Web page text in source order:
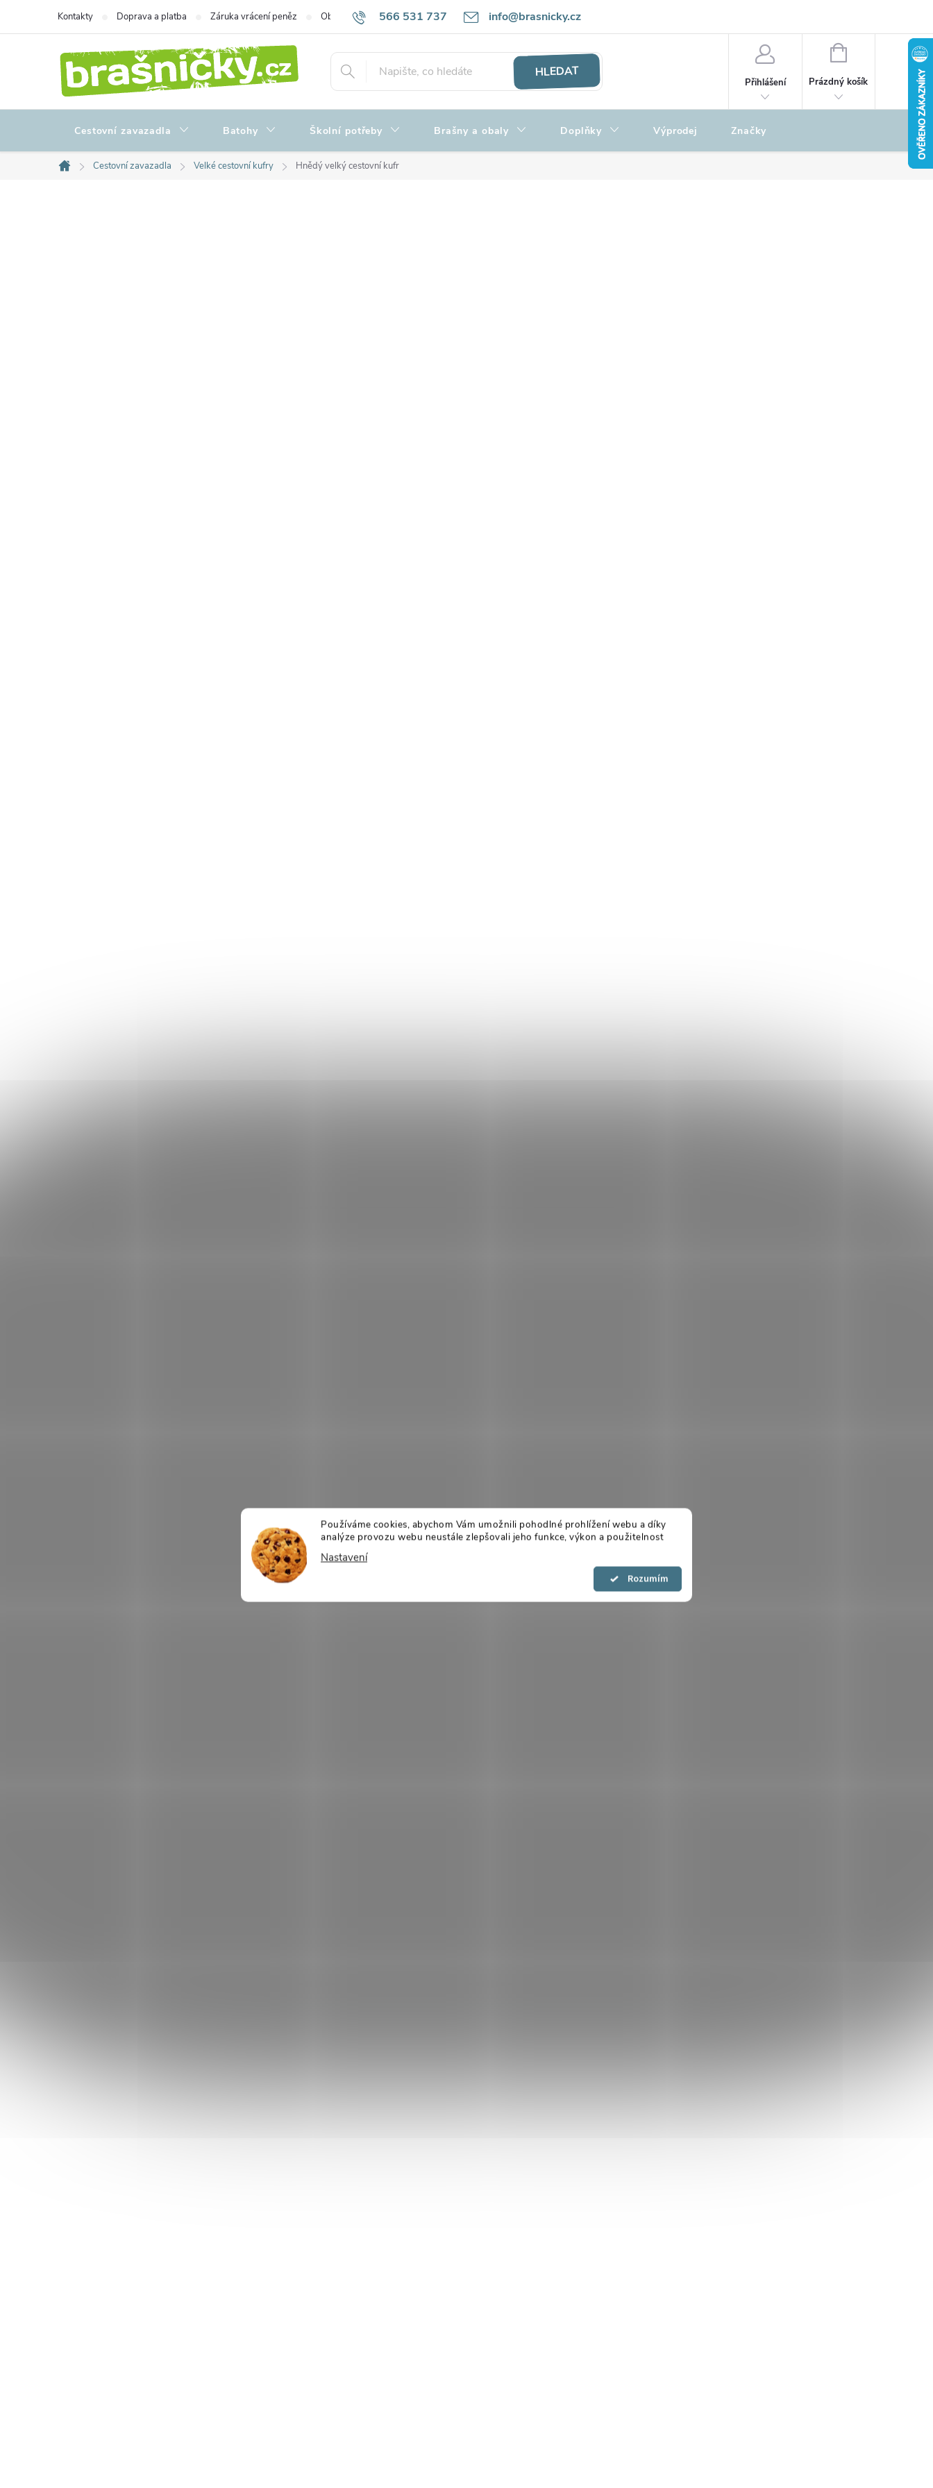
Používáme cookies, abychom Vám umožnili pohodlné prohlížení webu a díky
analýze provozu webu neustále zlepšovali jeho funkce, výkon a použitelnost
Nastavení
Souhlasím
566 531 737 info@brasnicky.cz
Kontakty Doprava a platba Záruka vrácení peněz Obchodní podmínky Zpracování osobních údajů Hodnocení obchodu
HLEDAT
Přihlášení
NÁKUPNÍ
Prázdný košík
Cestovní zavazadla Batohy Školní potřeby Brašny a obaly Doplňky Výprodej Značky
Domů
Cestovní zavazadla Velké cestovní kufry Hnědý velký cestovní kufr